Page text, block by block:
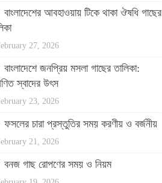
বাংলাদেশের আবহাওয়ায় টিকে থাকা ঔষধি গাছের
27, 2026
বাংলাদেশে জনপ্রিয় মসলা গাছের তালিকা:
স্বাদের উৎস
23, 2026
ফসলের চারা প্রস্তুতির সময় করণীয় ও বর্জনীয়
21, 2026
বনজ গাছ রোপণের সময় ও নিয়ম